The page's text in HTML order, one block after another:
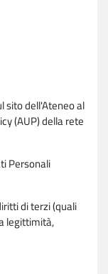
sito dell'Ateneo al
(AUP) della rete
Personali
di terzi (quali
legittimità,